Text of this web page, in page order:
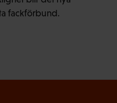
fackförbund.